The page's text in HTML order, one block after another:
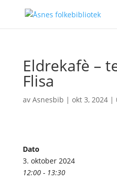
Eldrekafè –
Flisa
av Asnesbib | okt 3, 2024|
Dato
3. oktober 2024
12:00 - 13:30